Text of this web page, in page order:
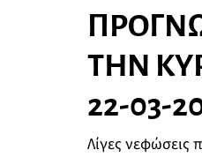
ΤΗΝ
22-03-
Λίγες νεφώσεις